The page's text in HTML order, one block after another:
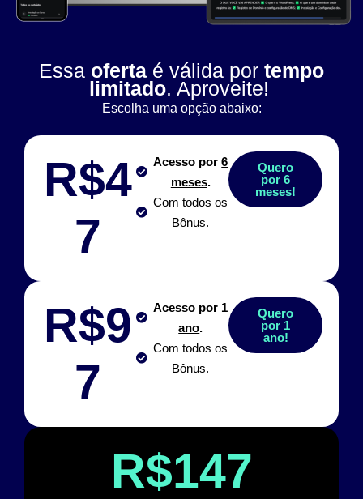
Essa oferta é válida por tempo
limitado. Aproveite!
Escolha uma opção abaixo:
R$4
7
Acesso por6
meses.
Com todos os
Bônus.
Quero
por 6
meses!
R$9
7
Acesso por 1
ano.
Com todos os
Bônus.
Quero
por 1
ano!
R$147